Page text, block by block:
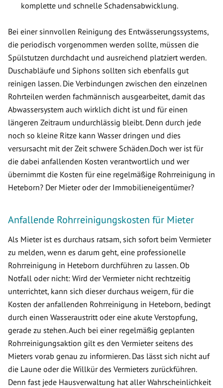
komplette und schnelle Schadensabwicklung.
Bei einer sinnvollen Reinigung des Entwässerungssystems,
die periodisch vorgenommen werden sollte, müssen die
Spülstutzen durchdacht und ausreichend platziert werden.
Duschabläufe und Siphons sollten sich ebenfalls gut
reinigen lassen. Die Verbindungen zwischen den einzelnen
Rohrteilen werden fachmännisch ausgearbeitet, damit das
Abwassersystem auch wirklich dicht ist und für einen
längeren Zeitraum undurchlässig bleibt. Denn durch jede
noch so kleine Ritze kann Wasser dringen und dies
versursacht mit der Zeit schwere Schäden.Doch wer ist für
die dabei anfallenden Kosten verantwortlich und wer
übernimmt die Kosten für eine regelmäßige Rohrreinigung in
Heteborn? Der Mieter oder der Immobilieneigentümer?
Anfallende Rohrreinigungskosten für Mieter
Als Mieter ist es durchaus ratsam, sich sofort beim Vermieter
zu melden, wenn es darum geht, eine professionelle
Rohrreinigung in Heteborn durchführen zu lassen. Ob
Notfall oder nicht: Wird der Vermieter nicht rechtzeitig
unterrichtet, kann sich dieser durchaus weigern, für die
Kosten der anfallenden Rohrreinigung in Heteborn, bedingt
durch einen Wasseraustritt oder eine akute Verstopfung,
gerade zu stehen. Auch bei einer regelmäßig geplanten
Rohrreinigungsaktion gilt es den Vermieter seitens des
Mieters vorab genau zu informieren. Das lässt sich nicht auf
die Laune oder die Willkür des Vermieters zurückführen.
Denn fast jede Hausverwaltung hat aller Wahrscheinlichkeit